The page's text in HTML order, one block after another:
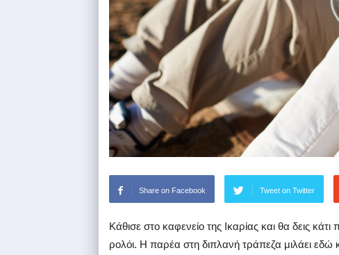
Share on Facebook Tweet on Twitter
Κάθισε στο καφενείο της Ικαρίας και θα δεις
ρολόι. Η παρέα στη διπλανή τράπεζα μιλάει εδώ